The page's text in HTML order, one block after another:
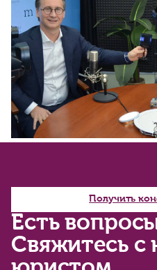
Есть
Свяжитесь
Получить